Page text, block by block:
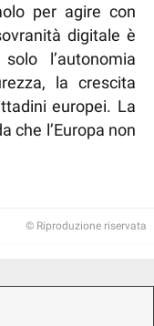
per agire con
digitale è
l’autonomia
la crescita
europei. La
che l’Europa non
© Riproduzione riservata